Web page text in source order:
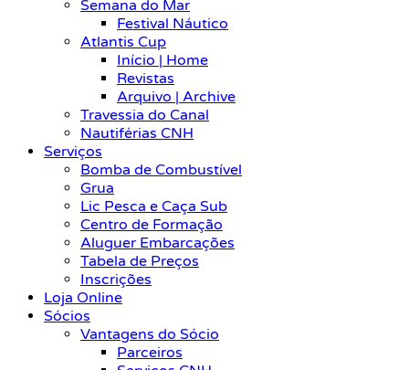
Semana do Mar
Festival Náutico
Atlantis Cup
Início | Home
Revistas
Arquivo | Archive
Travessia do Canal
Nautiférias CNH
Serviços
Bomba de Combustível
Grua
Lic Pesca e Caça Sub
Centro de Formação
Aluguer Embarcações
Tabela de Preços
Inscrições
Loja Online
Sócios
Vantagens do Sócio
Parceiros